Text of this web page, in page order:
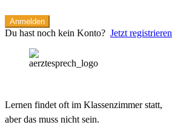
Anmelden
Du hast noch kein Konto? Jetzt registrieren
Lernen findet oft im Klassenzimmer statt,
aber das muss nicht sein.